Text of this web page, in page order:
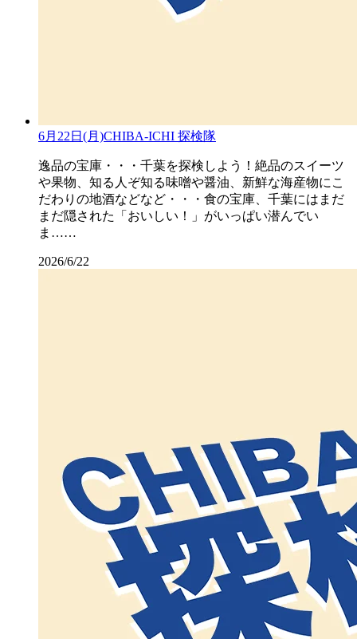
6月22日(月)CHIBA-ICHI 探検隊
逸品の宝庫・・・千葉を探検しよう！絶品のスイーツ
や果物、知る人ぞ知る味噌や醤油、新鮮な海産物にこ
だわりの地酒などなど・・・食の宝庫、千葉にはまだ
まだ隠された「おいしい！」がいっぱい潜んでい
ま……
2026/6/22